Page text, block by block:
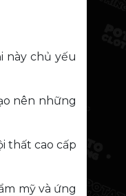
này chủ yếu
nên những
thất cao cấp
mỹ và ứng